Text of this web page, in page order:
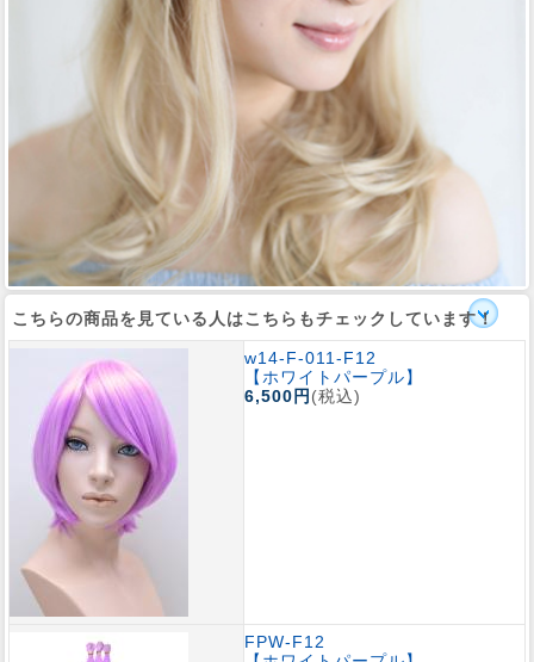
こちらの商品を見ている人はこちらもチェックしています！
w14-F-011-F12
【ホワイトパープル】
6,500円(税込)
FPW-F12